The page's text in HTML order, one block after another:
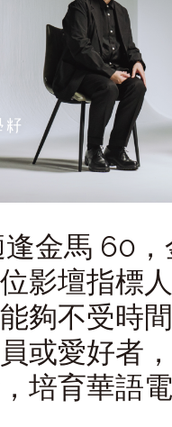
金馬 60
影壇指標
夠不受時
或愛好者
培育華語